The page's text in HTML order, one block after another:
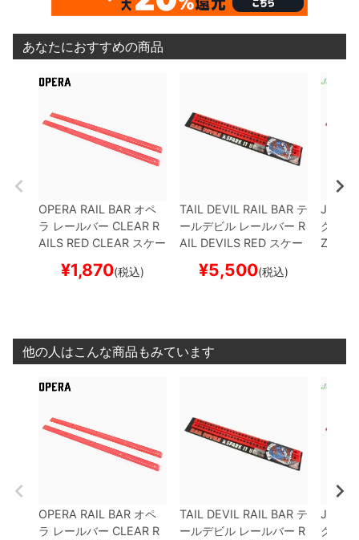
あなたにおすすめの商品
OPERA RAIL BAR オペ
ラ レールバー CLEAR R
AILS RED CLEAR スケー
¥1,870(税込)
TAIL DEVIL RAIL BAR テ
ールデビル レールバー R
AIL DEVILS RED スケー
¥5,500(税込)
グジー
ZZI
他の人はこんな商品もみています
OPERA RAIL BAR オペ
ラ レールバー CLEAR R
TAIL DEVIL RAIL BAR テ
ールデビル レールバー R
グジー